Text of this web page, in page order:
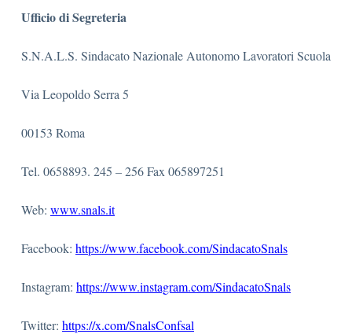
Ufficio di Segreteria
S.N.A.L.S. Sindacato Nazionale Autonomo Lavoratori Scuola
Via Leopoldo Serra 5
00153 Roma
Tel. 0658893. 245 – 256 Fax 065897251
Web: www.snals.it
Facebook: https://www.facebook.com/SindacatoSnals
Instagram: https://www.instagram.com/SindacatoSnals
Twitter: https://x.com/SnalsConfsal